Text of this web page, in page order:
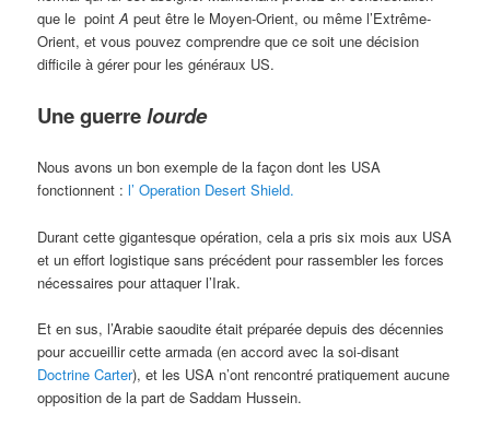
que le pointA peut être le Moyen-Orient, ou même l’Extrême-
Orient, et vous pouvez comprendre que ce soit une décision
difficile à gérer pour les généraux US.
Une guerrelourde
Nous avons un bon exemple de la façon dont les USA
fonctionnent : l’ Operation Desert Shield.
Durant cette gigantesque opération, cela a pris six mois aux USA
et un effort logistique sans précédent pour rassembler les forces
nécessaires pour attaquer l’Irak.
Et en sus, l’Arabie saoudite était préparée depuis des décennies
pour accueillir cette armada (en accord avec la soi-disant
Doctrine Carter), et les USA n’ont rencontré pratiquement aucune
opposition de la part de Saddam Hussein.